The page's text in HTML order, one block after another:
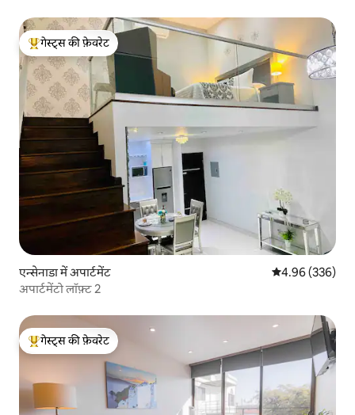
गेस्ट्स का टॉप फ़ेवरेट
गेस्ट्स की फ़ेवरेट
एन्सेनाडा में अपार्टमेंट औसत रेटिंग 5 में से
4.96 (336)
अपार्टमेंटो लॉफ़्ट 2
गेस्ट्स का टॉप फ़ेवरेट
गेस्ट्स की फ़ेवरेट